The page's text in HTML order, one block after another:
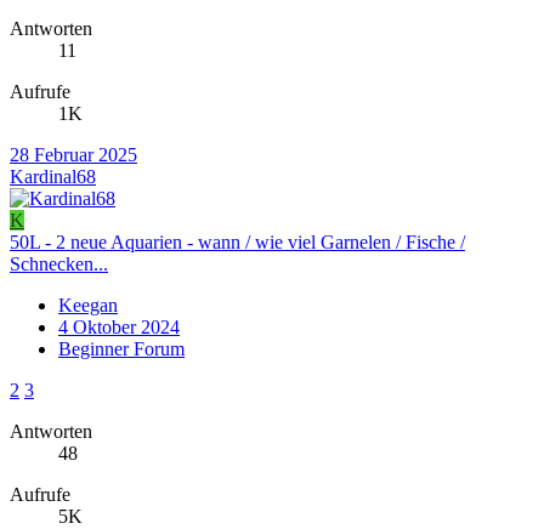
Antworten
11
Aufrufe
1K
28 Februar 2025
Kardinal68
K
50L - 2 neue Aquarien - wann / wie viel Garnelen / Fische /
Schnecken...
Keegan
4 Oktober 2024
Beginner Forum
2 3
Antworten
48
Aufrufe
5K